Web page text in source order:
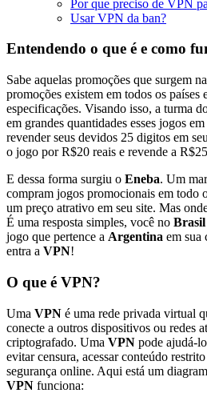
Por que preciso de VPN
Usar VPN da ban?
Entendendo o que é e como
Sabe aquelas promoções que surgem
promoções existem em todos os países
especificações. Visando isso, a turma
em grandes quantidades esses jogos
revender seus devidos 25 digitos em
o jogo por R$20 reais e revende a
E dessa forma surgiu o Eneba. Um
compram jogos promocionais em todo
um preço atrativo em seu site. Mas
É uma resposta simples, você no Brasil
jogo que pertence a Argentina em sua
entra a VPN!
O que é VPN?
Uma VPN é uma rede privada virtual
conecte a outros dispositivos ou redes
criptografado. Uma VPN pode ajudá-
evitar censura, acessar conteúdo
segurança online. Aqui está um
VPN funciona: